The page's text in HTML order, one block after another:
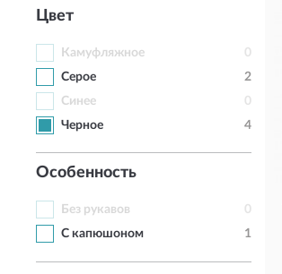
Цвет
Камуфляжное
0
Серое
2
Синее
0
Черное
4
Особенность
Без рукавов
0
С капюшоном
1